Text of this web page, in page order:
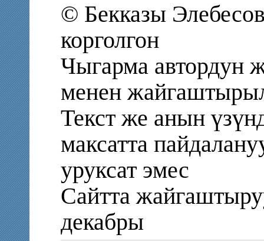
© Бекказы
корголгон
Чыгарма автордун
менен
Текст же анын
максатта
уруксат эмес
Сайтта
декабры